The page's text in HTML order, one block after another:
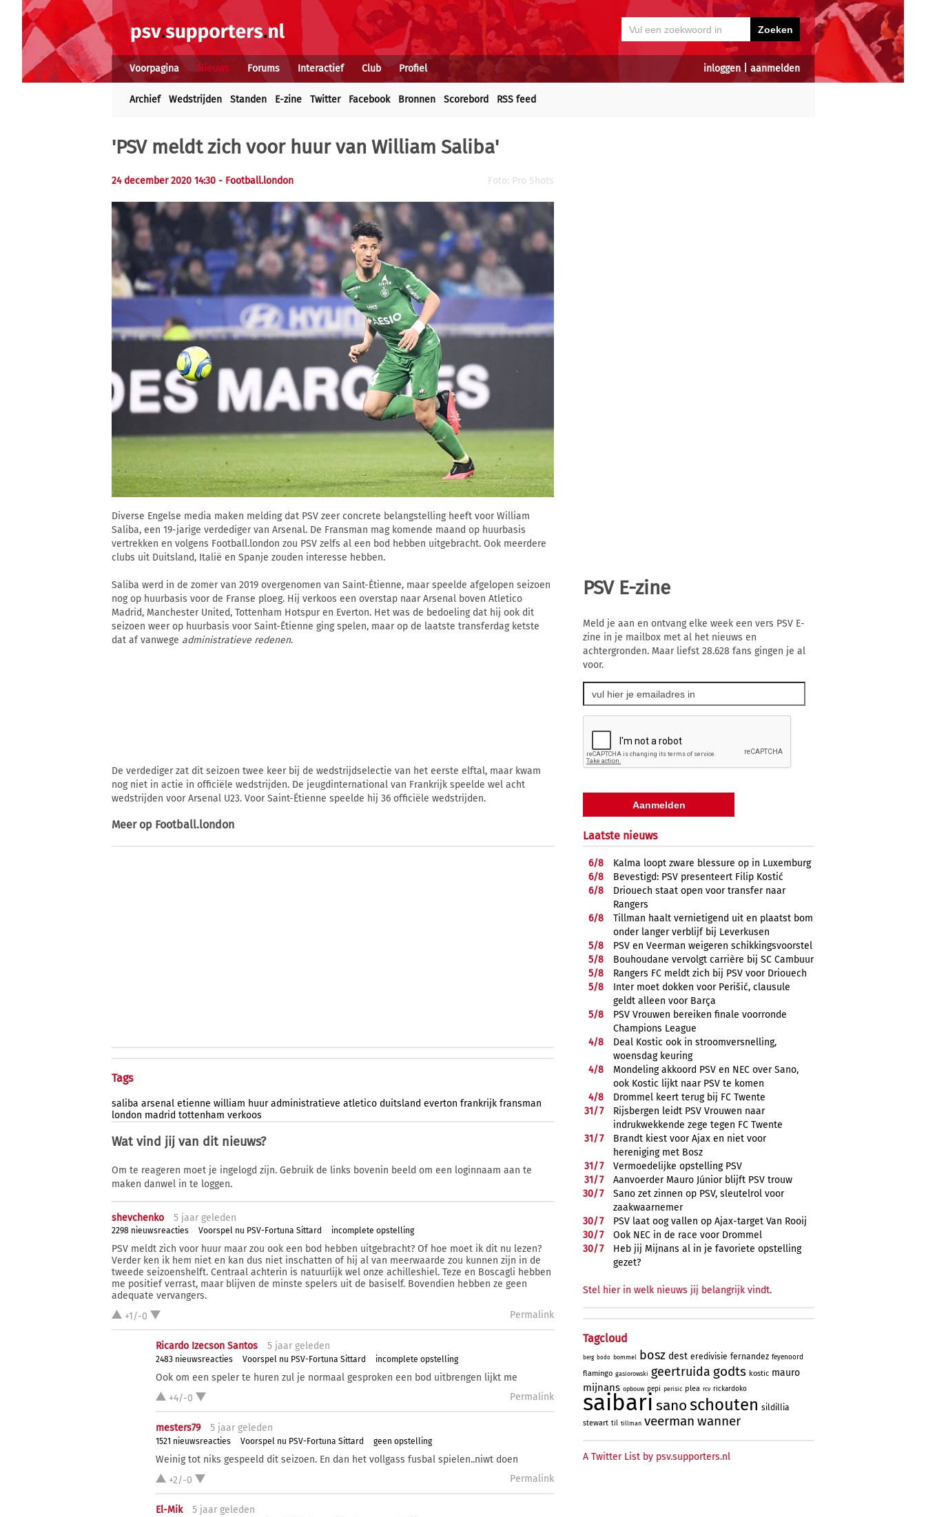
inloggen| aanmelden
Voorpagina Nieuws Forums Interactief Club Profiel
Archief Wedstrijden Standen E-zine Twitter Facebook Bronnen Scorebord RSS feed
'PSV meldt zich voor huur van William Saliba'
24 december 2020 14:30 - Football.london Foto: Pro Shots
Diverse Engelse media maken melding dat PSV zeer concrete belangstelling heeft voor William
Saliba, een 19-jarige verdediger van Arsenal. De Fransman mag komende maand op huurbasis
vertrekken en volgens Football.london zou PSV zelfs al een bod hebben uitgebracht. Ook meerdere
clubs uit Duitsland, Italië en Spanje zouden interesse hebben.
Saliba werd in de zomer van 2019 overgenomen van Saint-Étienne, maar speelde afgelopen seizoen
nog op huurbasis voor de Franse ploeg. Hij verkoos een overstap naar Arsenal boven Atletico
Madrid, Manchester United, Tottenham Hotspur en Everton. Het was de bedoeling dat hij ook dit
seizoen weer op huurbasis voor Saint-Étienne ging spelen, maar op de laatste transferdag ketste
dat af vanwege administratieve redenen.
De verdediger zat dit seizoen twee keer bij de wedstrijdselectie van het eerste elftal, maar kwam
nog niet in actie in officiële wedstrijden. De jeugdinternational van Frankrijk speelde wel acht
wedstrijden voor Arsenal U23. Voor Saint-Étienne speelde hij 36 officiële wedstrijden.
Meer op Football.london
Tags
saliba arsenal etienne william huur administratieve atletico duitsland everton frankrijk fransman
london madrid tottenham verkoos
Wat vind jij van dit nieuws?
Om te reageren moet je ingelogd zijn. Gebruik de links bovenin beeld om een loginnaam aan te
maken danwel in te loggen.
shevchenko 5 jaar geleden
2298 nieuwsreacties Voorspel nu PSV-Fortuna Sittard incomplete opstelling
PSV meldt zich voor huur maar zou ook een bod hebben uitgebracht? Of hoe moet ik dit nu lezen?
Verder ken ik hem niet en kan dus niet inschatten of hij al van meerwaarde zou kunnen zijn in de
tweede seizoenshelft. Centraal achterin is natuurlijk wel onze achilleshiel. Teze en Boscagli hebben
me positief verrast, maar blijven de minste spelers uit de basiself. Bovendien hebben ze geen
adequate vervangers.
+1/-0
Permalink
Ricardo Izecson Santos 5 jaar geleden
2483 nieuwsreacties Voorspel nu PSV-Fortuna Sittard incomplete opstelling
Ook om een speler te huren zul je normaal gesproken een bod uitbrengen lijkt me
+4/-0
Permalink
mesters79 5 jaar geleden
1521 nieuwsreacties Voorspel nu PSV-Fortuna Sittard geen opstelling
Weinig tot niks gespeeld dit seizoen. En dan het vollgass fusbal spielen..niwt doen
+2/-0
Permalink
El-Mik 5 jaar geleden
PSV E-zine
Meld je aan en ontvang elke week een vers PSV E-
zine in je mailbox met al het nieuws en
achtergronden. Maar liefst 28.628 fans gingen je al
voor.
Laatste nieuws
6/8
Kalma loopt zware blessure op in Luxemburg
6/8
Bevestigd: PSV presenteert Filip Kostić
6/8
Driouech staat open voor transfer naar
Rangers
6/8
Tillman haalt vernietigend uit en plaatst bom
onder langer verblijf bij Leverkusen
5/8
PSV en Veerman weigeren schikkingsvoorstel
5/8
Bouhoudane vervolgt carrière bij SC Cambuur
5/8
Rangers FC meldt zich bij PSV voor Driouech
5/8
Inter moet dokken voor Perišić, clausule
geldt alleen voor Barça
5/8
PSV Vrouwen bereiken finale voorronde
Champions League
4/8
Deal Kostic ook in stroomversnelling,
woensdag keuring
4/8
Mondeling akkoord PSV en NEC over Sano,
ook Kostic lijkt naar PSV te komen
4/8
Drommel keert terug bij FC Twente
31/7
Rijsbergen leidt PSV Vrouwen naar
indrukwekkende zege tegen FC Twente
31/7
Brandt kiest voor Ajax en niet voor
hereniging met Bosz
31/7
Vermoedelijke opstelling PSV
31/7
Aanvoerder Mauro Júnior blijft PSV trouw
30/7
Sano zet zinnen op PSV, sleutelrol voor
zaakwaarnemer
30/7
PSV laat oog vallen op Ajax-target Van Rooij
30/7
Ook NEC in de race voor Drommel
30/7
Heb jij Mijnans al in je favoriete opstelling
gezet?
Stel hier in welk nieuws jij belangrijk vindt.
Tagcloud
berg bodo bommel bosz dest eredivisie fernandez feyenoord
flamingo gasiorowski geertruida godts kostic mauro
mijnans opbouw pepi perisic plea rcv rickardoko
saibari sanoschouten sildillia
stewart til tillman veerman wanner
A Twitter List by psv.supporters.nl